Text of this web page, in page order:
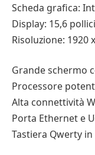
Scheda grafica:
Display: 15,6
Risoluzione: 1920
Grande schermo
Processore
Alta connettività
Porta Ethernet e
Tastiera Qwerty